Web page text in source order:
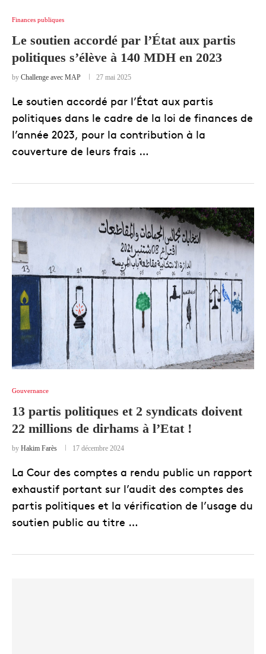
Finances publiques
Le soutien accordé par l’État aux partis
politiques s’élève à 140 MDH en 2023
by Challenge avec MAP 27 mai 2025
Le soutien accordé par l’État aux partis
politiques dans le cadre de la loi de finances de
l’année 2023, pour la contribution à la
couverture de leurs frais …
Gouvernance
13 partis politiques et 2 syndicats doivent
22 millions de dirhams à l’Etat !
by Hakim Farès 17 décembre 2024
La Cour des comptes a rendu public un rapport
exhaustif portant sur l’audit des comptes des
partis politiques et la vérification de l’usage du
soutien public au titre …